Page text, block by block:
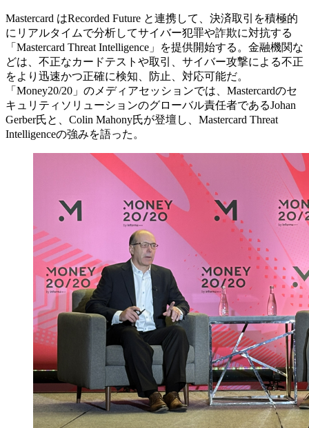
Mastercard はRecorded Future と連携して、決済取引を積極的
にリアルタイムで分析してサイバー犯罪や詐欺に対抗する
「Mastercard Threat Intelligence」を提供開始する。金融機関な
どは、不正なカードテストや取引、サイバー攻撃による不正
をより迅速かつ正確に検知、防止、対応可能だ。
「Money20/20」のメディアセッションでは、Mastercardのセ
キュリティソリューションのグローバル責任者であるJohan
Gerber氏と、Colin Mahony氏が登壇し、Mastercard Threat
Intelligenceの強みを語った。